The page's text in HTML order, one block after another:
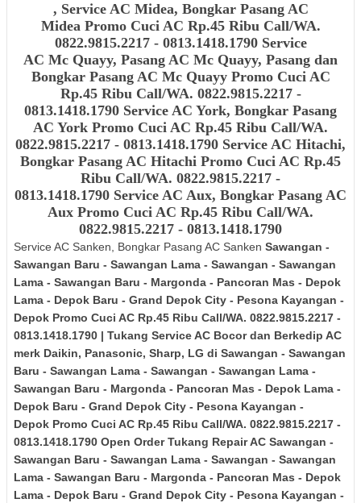
, Service AC Midea, Bongkar Pasang AC
Midea Promo Cuci AC Rp.45 Ribu Call/WA.
0822.9815.2217 - 0813.1418.1790 Service
AC Mc Quayy, Pasang AC Mc Quayy, Pasang dan
Bongkar Pasang AC Mc Quayy Promo Cuci AC
Rp.45 Ribu Call/WA. 0822.9815.2217 -
0813.1418.1790 Service AC York, Bongkar Pasang
AC York Promo Cuci AC Rp.45 Ribu Call/WA.
0822.9815.2217 - 0813.1418.1790 Service AC Hitachi,
Bongkar Pasang AC Hitachi Promo Cuci AC Rp.45
Ribu Call/WA. 0822.9815.2217 -
0813.1418.1790 Service AC Aux, Bongkar Pasang AC
Aux Promo Cuci AC Rp.45 Ribu Call/WA.
0822.9815.2217 - 0813.1418.1790
Service AC Sanken, Bongkar Pasang AC Sanken Sawangan -
Sawangan Baru - Sawangan Lama - Sawangan - Sawangan
Lama - Sawangan Baru - Margonda - Pancoran Mas - Depok
Lama - Depok Baru - Grand Depok City - Pesona Kayangan -
Depok Promo Cuci AC Rp.45 Ribu Call/WA. 0822.9815.2217 -
0813.1418.1790 | Tukang Service AC Bocor dan Berkedip AC
merk Daikin, Panasonic, Sharp, LG di Sawangan - Sawangan
Baru - Sawangan Lama - Sawangan - Sawangan Lama -
Sawangan Baru - Margonda - Pancoran Mas - Depok Lama -
Depok Baru - Grand Depok City - Pesona Kayangan -
Depok Promo Cuci AC Rp.45 Ribu Call/WA. 0822.9815.2217 -
0813.1418.1790 Open Order Tukang Repair AC Sawangan -
Sawangan Baru - Sawangan Lama - Sawangan - Sawangan
Lama - Sawangan Baru - Margonda - Pancoran Mas - Depok
Lama - Depok Baru - Grand Depok City - Pesona Kayangan -